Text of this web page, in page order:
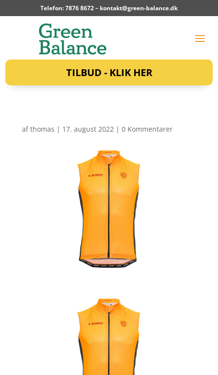
Telefon: 7876 8672 – kontakt@green-balance.dk
TILBUD - KLIK HER
afthomas | 17. august 2022 | 0 Kommentarer